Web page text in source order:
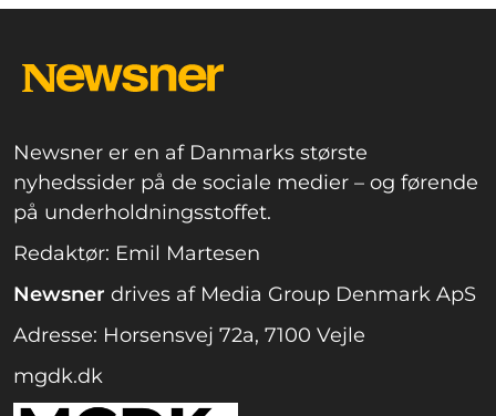
Newsner er en af Danmarks største
nyhedssider på de sociale medier – og førende
på underholdningsstoffet.
Redaktør: Emil Martesen
Newsner drives af Media Group Denmark ApS
Adresse: Horsensvej 72a, 7100 Vejle
mgdk.dk